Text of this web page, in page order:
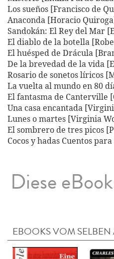
Los sueños [Francisco de
Anaconda [Horacio
Sandokán: El Rey del Mar
El diablo de la botella
El huésped de Drácula
De la brevedad de la vida
Rosario de sonetos líricos
La vuelta al mundo en 80
El fantasma de Canterville
Una casa encantada
Lunes o martes [Virginia
El sombrero de tres picos
Cocos y hadas Cuentos
Diese
EBOOKS VOM